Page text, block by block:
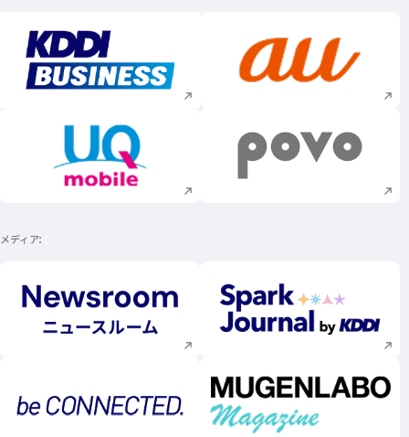
新規ウィンドウで開く 新規ウィンドウで
新規ウィンドウで開く 新規ウィンドウで
メディア
新規ウィンドウで開く 新規ウィンドウで
新規ウィンドウで開く 新規ウィンドウで